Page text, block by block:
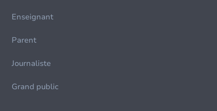
Enseignant
Parent
Journaliste
Grand public